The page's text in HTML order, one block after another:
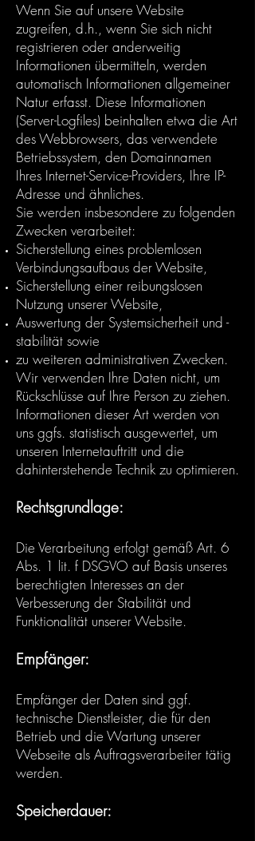
Wenn Sie auf unsere Website
zugreifen, d.h., wenn Sie sich nicht
registrieren oder anderweitig
Informationen übermitteln, werden
automatisch Informationen allgemeiner
Natur erfasst. Diese Informationen
(Server-Logfiles) beinhalten etwa die Art
des Webbrowsers, das verwendete
Betriebssystem, den Domainnamen
Ihres Internet-Service-Providers, Ihre IP-
Adresse und ähnliches.
Sie werden insbesondere zu folgenden
Zwecken verarbeitet:
Sicherstellung eines problemlosen
Verbindungsaufbaus der Website,
Sicherstellung einer reibungslosen
Nutzung unserer Website,
Auswertung der Systemsicherheit und -
stabilität sowie
zu weiteren administrativen Zwecken.
Wir verwenden Ihre Daten nicht, um
Rückschlüsse auf Ihre Person zu ziehen.
Informationen dieser Art werden von
uns ggfs. statistisch ausgewertet, um
unseren Internetauftritt und die
dahinterstehende Technik zu optimieren.
Rechtsgrundlage:
Die Verarbeitung erfolgt gemäß Art. 6
Abs. 1 lit. f DSGVO auf Basis unseres
berechtigten Interesses an der
Verbesserung der Stabilität und
Funktionalität unserer Website.
Empfänger:
Empfänger der Daten sind ggf.
technische Dienstleister, die für den
Betrieb und die Wartung unserer
Webseite als Auftragsverarbeiter tätig
werden.
Speicherdauer: